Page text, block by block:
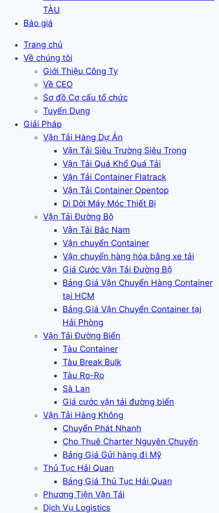
TÀU
Báo giá
Trang chủ
Về chúng tôi
Giới Thiệu Công Ty
Về CEO
Sơ đồ Cơ cấu tổ chức
Tuyển Dụng
Giải Pháp
Vận Tải Hàng Dự Án
Vận Tải Siêu Trường Siêu Trọng
Vận Tải Quá Khổ Quá Tải
Vận Tải Container Flatrack
Vận Tải Container Opentop
Di Dời Máy Móc Thiết Bị
Vận Tải Đường Bộ
Vận Tải Bắc Nam
Vận chuyển Container
Vận chuyển hàng hóa bằng xe tải
Giá Cước Vận Tải Đường Bộ
Bảng Giá Vận Chuyển Hàng Container
tại HCM
Bảng Giá Vận Chuyển Container tại
Hải Phòng
Vận Tải Đường Biển
Tàu Container
Tàu Break Bulk
Tàu Ro-Ro
Sà Lan
Giá cước vận tải đường biển
Vận Tải Hàng Không
Chuyển Phát Nhanh
Cho Thuê Charter Nguyên Chuyến
Bảng Giá Gửi hàng đi Mỹ
Thủ Tục Hải Quan
Bảng Giá Thủ Tục Hải Quan
Phương Tiện Vận Tải
Dịch Vụ Logistics